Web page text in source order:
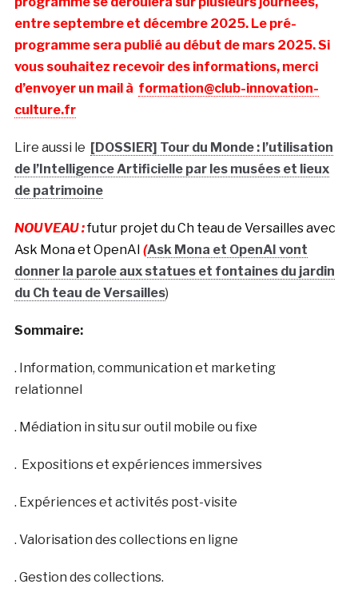
entre septembre et décembre 2025. Le pré-
programme sera publié au début de mars 2025. Si
vous souhaitez recevoir des informations, merci
d’envoyer un mail à formation@club-innovation-
culture.fr
Lire aussi le [DOSSIER] Tour du Monde : l’utilisation
de l’Intelligence Artificielle par les musées et lieux
de patrimoine
NOUVEAU :futur projet du Ch teau de Versailles avec
Ask Mona et OpenAI (Ask Mona et OpenAI vont
donner la parole aux statues et fontaines du jardin
du Ch teau de Versailles)
Sommaire:
. Information, communication et marketing
relationnel
. Médiation in situ sur outil mobile ou fixe
. Expositions et expériences immersives
. Expériences et activités post-visite
. Valorisation des collections en ligne
. Gestion des collections.